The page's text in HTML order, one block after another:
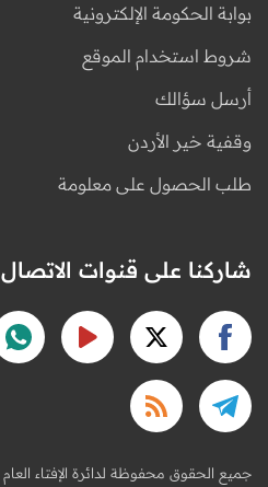
بوابة الحكومة الإلكترونية
شروط استخدام الموقع
أرسل سؤالك
وقفية خير الأردن
طلب الحصول على معلومة
شاركنا على قنوات الاتصال
2024 © جميع الحقوق محفوظة لدائرة الإفتاء العام